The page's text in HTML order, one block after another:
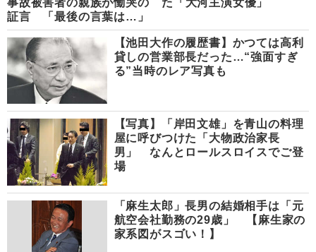
証言 「最後の言葉は…」
【池田大作の履歴書】かつては高利
貸しの営業部長だった…“強面すぎ
る”当時のレア写真も
【写真】「岸田文雄」を青山の料理
屋に呼びつけた「大物政治家長
男」 なんとロールスロイスでご登
場
「麻生太郎」長男の結婚相手は「元
航空会社勤務の29歳」 【麻生家の
家系図がスゴい！】